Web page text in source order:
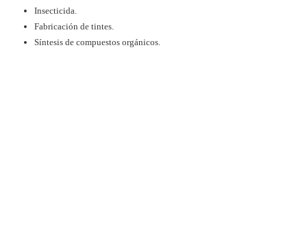
Insecticida.
Fabricación de tintes.
Síntesis de compuestos orgánicos.